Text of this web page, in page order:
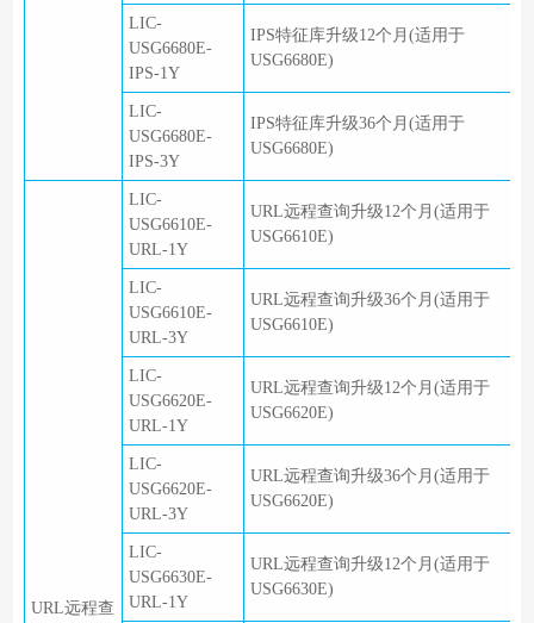
LIC-
USG6680E-
IPS-1Y
IPS特征库升级12个月(适用于
USG6680E)
LIC-
USG6680E-
IPS-3Y
IPS特征库升级36个月(适用于
USG6680E)
URL远程查
LIC-
USG6610E-
URL-1Y
URL远程查询升级12个月(适用于
USG6610E)
LIC-
USG6610E-
URL-3Y
URL远程查询升级36个月(适用于
USG6610E)
LIC-
USG6620E-
URL-1Y
URL远程查询升级12个月(适用于
USG6620E)
LIC-
USG6620E-
URL-3Y
URL远程查询升级36个月(适用于
USG6620E)
LIC-
USG6630E-
URL-1Y
URL远程查询升级12个月(适用于
USG6630E)